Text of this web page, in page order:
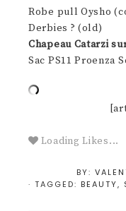
Robe pull Oysho
Derbies ? (old)
Chapeau Catarzi
Sac PS11 Proenza
Loading Likes...
BY:
· TAGGED: BEAUTY,